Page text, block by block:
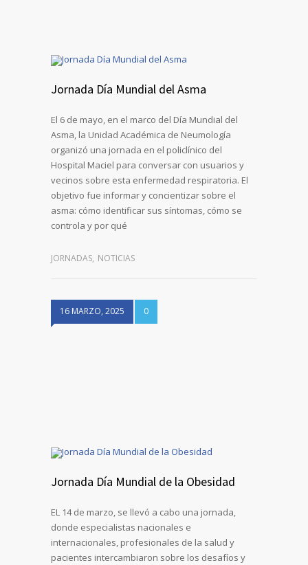
Jornada Día Mundial del Asma
El 6 de mayo, en el marco del Día Mundial del
Asma, la Unidad Académica de Neumología
organizó una jornada en el policlínico del
Hospital Maciel para conversar con usuarios y
vecinos sobre esta enfermedad respiratoria. El
objetivo fue informar y concientizar sobre el
asma: cómo identificar sus síntomas, cómo se
controla y por qué
JORNADAS, NOTICIAS
16 MARZO, 2025 0
Jornada Día Mundial de la Obesidad
EL 14 de marzo, se llevó a cabo una jornada,
donde especialistas nacionales e
internacionales, profesionales de la salud y
pacientes intercambiaron sobre los desafíos y